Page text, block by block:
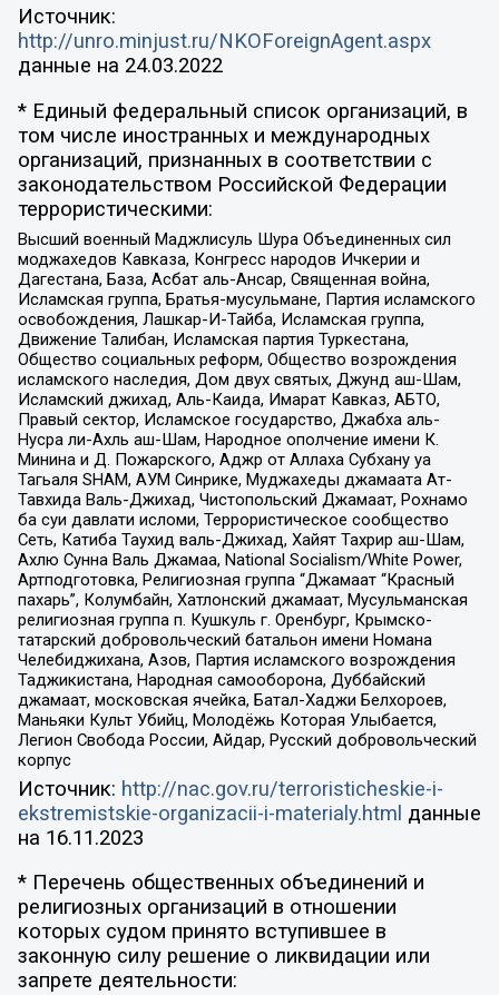
Источник:
http://unro.minjust.ru/NKOForeignAgent.aspx
данные на 24.03.2022
* Единый федеральный список организаций, в
том числе иностранных и международных
организаций, признанных в соответствии с
законодательством Российской Федерации
террористическими:
Высший военный Маджлисуль Шура Объединенных сил
моджахедов Кавказа, Конгресс народов Ичкерии и
Дагестана, База, Асбат аль-Ансар, Священная война,
Исламская группа, Братья-мусульмане, Партия исламского
освобождения, Лашкар-И-Тайба, Исламская группа,
Движение Талибан, Исламская партия Туркестана,
Общество социальных реформ, Общество возрождения
исламского наследия, Дом двух святых, Джунд аш-Шам,
Исламский джихад, Аль-Каида, Имарат Кавказ, АБТО,
Правый сектор, Исламское государство, Джабха аль-
Нусра ли-Ахль аш-Шам, Народное ополчение имени К.
Минина и Д. Пожарского, Аджр от Аллаха Субхану уа
Тагьаля SHAM, АУМ Синрике, Муджахеды джамаата Ат-
Тавхида Валь-Джихад, Чистопольский Джамаат, Рохнамо
ба суи давлати исломи, Террористическое сообщество
Сеть, Катиба Таухид валь-Джихад, Хайят Тахрир аш-Шам,
Ахлю Сунна Валь Джамаа, National Socialism/White Power,
Артподготовка, Религиозная группа “Джамаат “Красный
пахарь”, Колумбайн, Хатлонский джамаат, Мусульманская
религиозная группа п. Кушкуль г. Оренбург, Крымско-
татарский добровольческий батальон имени Номана
Челебиджихана, Азов, Партия исламского возрождения
Таджикистана, Народная самооборона, Дуббайский
джамаат, московская ячейка, Батал-Хаджи Белхороев,
Маньяки Культ Убийц, Молодёжь Которая Улыбается,
Легион Свобода России, Айдар, Русский добровольческий
корпус
Источник: http://nac.gov.ru/terroristicheskie-i-
ekstremistskie-organizacii-i-materialy.html данные
на 16.11.2023
* Перечень общественных объединений и
религиозных организаций в отношении
которых судом принято вступившее в
законную силу решение о ликвидации или
запрете деятельности: